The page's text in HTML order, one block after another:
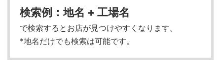
検索例：地名 + 工場名
で検索するとお店が見つけやすくなります。
*地名だけでも検索は可能です。